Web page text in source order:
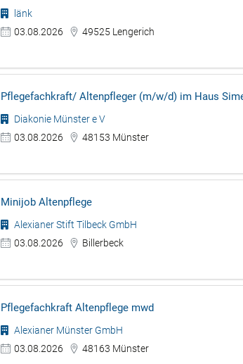
länk
03.08.2026
49525 Lengerich
Pflegefachkraft/ Altenpfleger (m/w/d) im Haus
Diakonie Münster e V
03.08.2026
48153 Münster
Minijob Altenpflege
Alexianer Stift Tilbeck GmbH
03.08.2026
Billerbeck
Pflegefachkraft Altenpflege mwd
Alexianer Münster GmbH
03.08.2026
48163 Münster